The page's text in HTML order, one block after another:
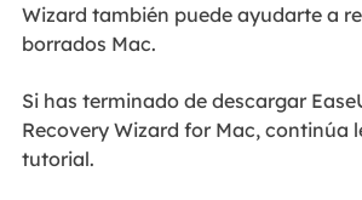
Wizard también puede ayudarte a
borrados Mac.
Si has terminado de descargar
Recovery Wizard for Mac, continúa
tutorial.